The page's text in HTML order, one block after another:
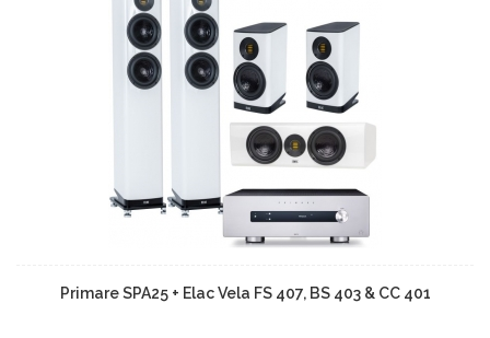
Primare SPA25 + Elac Vela FS 407, BS 403 & CC 401